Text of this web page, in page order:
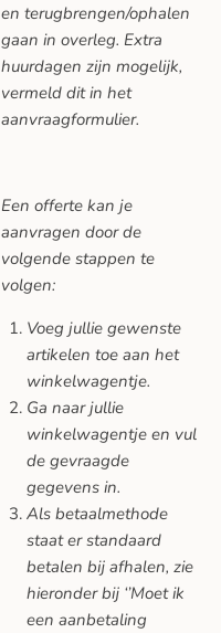
en terugbrengen/ophalen
gaan in overleg. Extra
huurdagen zijn mogelijk,
vermeld dit in het
aanvraagformulier.
Een offerte kan je
aanvragen door de
volgende stappen te
volgen:
Voeg jullie gewenste
artikelen toe aan het
winkelwagentje.
Ga naar jullie
winkelwagentje en vul
de gevraagde
gegevens in.
Als betaalmethode
staat er standaard
betalen bij afhalen, zie
hieronder bij ‘’Moet ik
een aanbetaling